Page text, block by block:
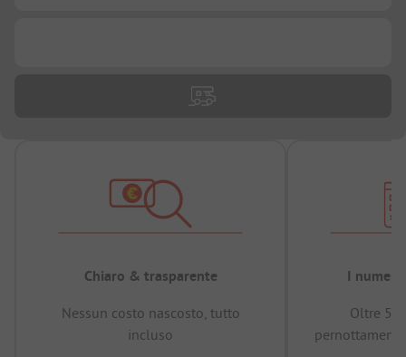
Chiaro & trasparente
Nessun costo nascosto, tutto
incluso
I numeri
Oltre